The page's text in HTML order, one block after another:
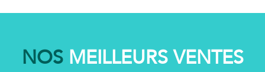
NOS MEILLEURS VENTES